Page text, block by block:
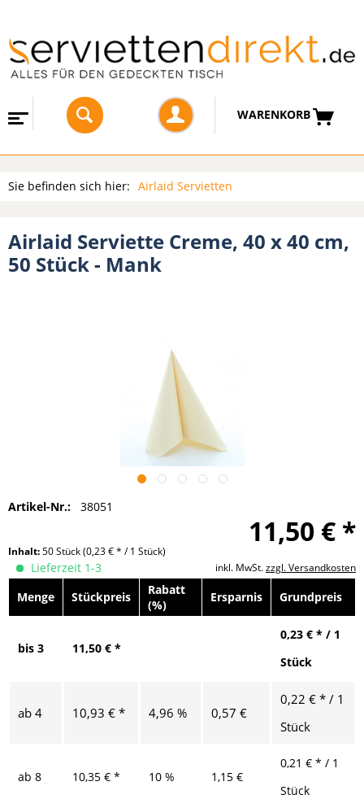
WARENKORB
Sie befinden sich hier: Airlaid Servietten
Airlaid Serviette Creme, 40 x 40 cm,
50 Stück - Mank
Artikel-Nr.: 38051
11,50 € *
Inhalt:50 Stück(0,23 € * / 1 Stück)
inkl. MwSt.zzgl. Versandkosten
Lieferzeit 1-3
Menge
Stückpreis
Rabatt
(%)
Ersparnis Grundpreis
bis 3 11,50 € *
0,23 € * / 1
Stück
ab 4 10,93 € * 4,96 % 0,57 €
0,22 € * / 1
Stück
ab 8 10,35 € * 10 % 1,15 €
0,21 € * / 1
Stück